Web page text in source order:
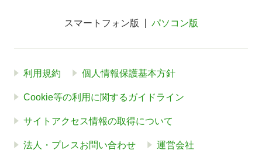
スマートフォン版 パソコン版
利用規約 個人情報保護基本方針
Cookie等の利用に関するガイドライン
サイトアクセス情報の取得について
法人・プレスお問い合わせ 運営会社